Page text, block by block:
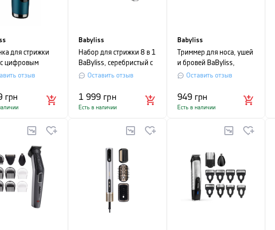
для стрижки
с цифровым
проводная/
черным
отзыв
грн
Babyliss
Набор для стрижки 8 в 1
BaByliss, серебристый с
черным
Оставить отзыв
1 999 грн
Есть в наличии
Babyliss
Триммер для носа, ушей
и бровей BaByliss,
черный
Оставить отзыв
949 грн
Есть в наличии